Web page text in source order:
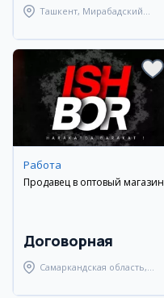
Ташкент, Мирабадский
Работа
Продавец в оптовый магазин
Договорная
Самаркандская область,